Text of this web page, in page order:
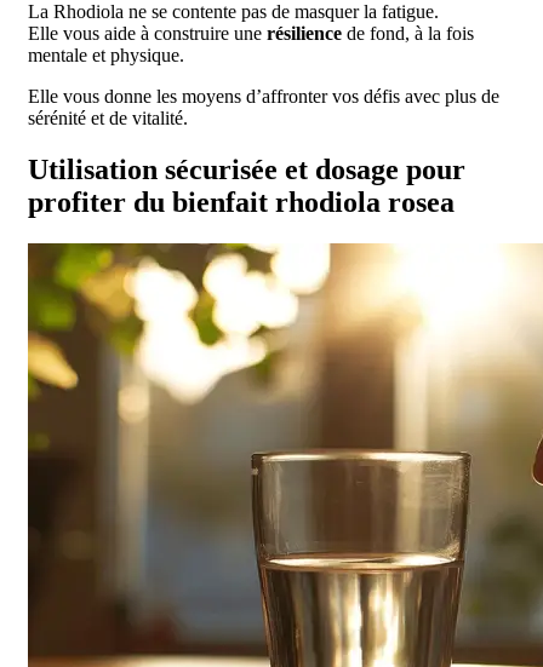
La Rhodiola ne se contente pas de masquer la fatigue.
Elle vous aide à construire une résilience de fond, à la fois
mentale et physique.
Elle vous donne les moyens d’affronter vos défis avec plus de
sérénité et de vitalité.
Utilisation sécurisée et dosage pour
profiter du bienfait rhodiola rosea